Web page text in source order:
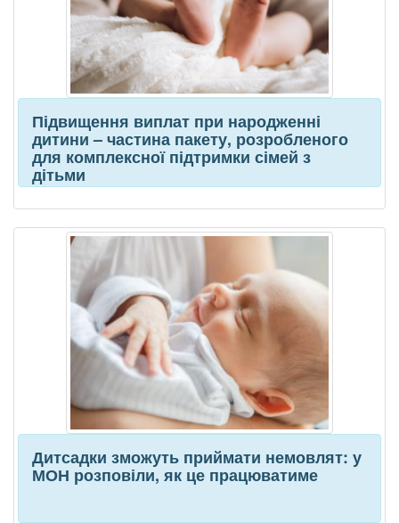
Підвищення виплат при народженні
дитини – частина пакету, розробленого
для комплексної підтримки сімей з
дітьми
Дитсадки зможуть приймати немовлят: у
МОН розповіли, як це працюватиме